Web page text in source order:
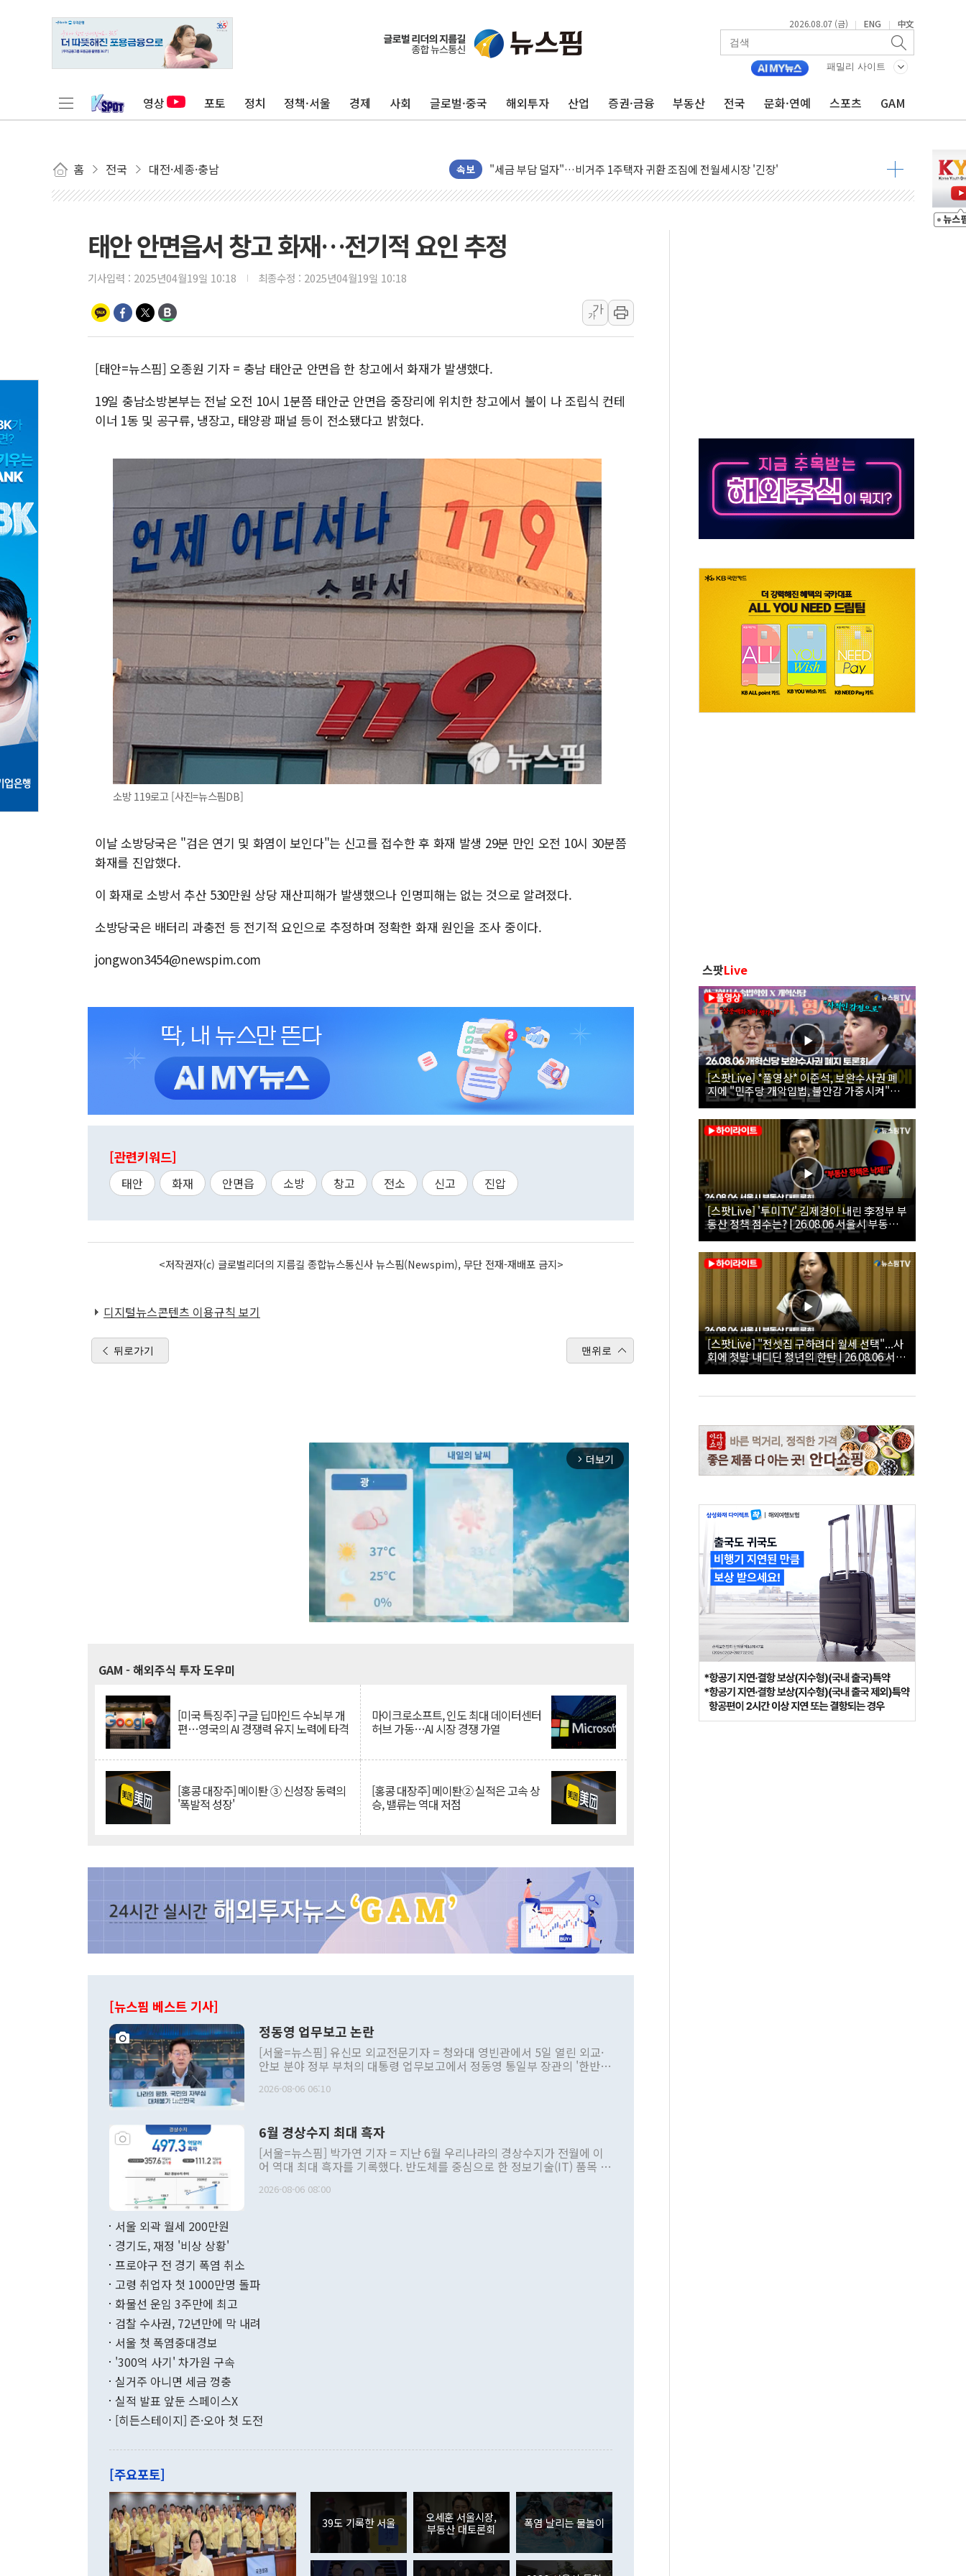
2026.08.07 (금) | ENG | 中文
패밀리 사이트
영상 포토 정치 정책·서울 경제 사회 글로벌·중국 해외투자 산업 증권·금융 부동산 전국 문화·연예 스포츠 GAM
홈 전국 대전·세종·충남 속보
트럼프 "이란전 조만간 끝날 것"…군수품 부족설 일축 "막대한 무기 보유"
현대리바트, 원가 개선으로 실적 방어…다음 과제는 '외형 확대'
세금 부담 커진 고가 1주택자…맞교환·재매수·다운사이징 '저울질'
[금/유가] 이란의 호르무즈 해협 통항 제한 검토에 유가 3% 급등…금값 보합
이란, 오만과 호르무즈 해협 재개방 합의 막바지.."美와 직접 협상 없어"
[민주 당권주자 일정] 송영길·정청래·김민석 후보 - 8월 7일
[오늘의 정치일정] 8월 7일(금)
[오늘의 국회일정] 상임위·세미나·기자회견·주요 정당 - 8월 7일
이란, 美·이스라엘 선박 호르무즈 통항 제한 추진…美 "통행 막을 권한 없어"
구광모, 내주 실리콘밸리서 젠슨 황 재회…로봇·AI 데이터센터·모빌리티 구체화
김정관 장관 "영업이익 N% 성과급 반대…상법·자본시장법 개정 논의"
뉴욕증시 프리뷰, 미 주가선물 AI주 차익실현 속 혼조세...웨스턴디지털·샌디스크↓
청와대, 북한 단거리 탄도미사일 발사에 긴급 안보 점검회의
태안 안면읍서 창고 화재…전기적 요인 추정
기사입력 : 2025년04월19일 10:18 최종수정 : 2025년04월19일 10:18
가
가
[태안=뉴스핌] 오종원 기자 = 충남 태안군 안면읍 한 창고에서 화재가 발생했다.
19일 충남소방본부는 전날 오전 10시 1분쯤 태안군 안면읍 중장리에 위치한 창고에서 불이 나 조립식 컨테
이너 1동 및 공구류, 냉장고, 태양광 패널 등이 전소됐다고 밝혔다.
소방 119로고 [사진=뉴스핌DB]
이날 소방당국은 "검은 연기 및 화염이 보인다"는 신고를 접수한 후 화재 발생 29분 만인 오전 10시 30분쯤
화재를 진압했다.
이 화재로 소방서 추산 530만원 상당 재산피해가 발생했으나 인명피해는 없는 것으로 알려졌다.
소방당국은 배터리 과충전 등 전기적 요인으로 추정하며 정확한 화재 원인을 조사 중이다.
jongwon3454@newspim.com
[관련키워드]
태안 화재 안면읍 소방 창고 전소 신고 진압
<저작권자(c) 글로벌리더의 지름길 종합뉴스통신사 뉴스핌(Newspim), 무단 전재-재배포 금지>
디지털뉴스콘텐츠 이용규칙 보기
뒤로가기 맨위로
arrow_forward_ios 더보기
GAM - 해외주식 투자 도우미
[미국 특징주] 구글 딥마인드 수뇌부 개
편…영국의 AI 경쟁력 유지 노력에 타격
마이크로소프트, 인도 최대 데이터센터
허브 가동…AI 시장 경쟁 가열
[홍콩 대장주] 메이퇀 ③ 신성장 동력의
'폭발적 성장'
[홍콩 대장주] 메이퇀② 실적은 고속 상
승, 밸류는 역대 저점
[뉴스핌 베스트 기사]
정동영 업무보고 논란
[서울=뉴스핌] 유신모 외교전문기자 = 청와대 영빈관에서 5일 열린 외교·
안보 분야 정부 부처의 대통령 업무보고에서 정동영 통일부 장관의 '한반도
발언 중에는 정부 내 조율을 거치지 않은 사안을 정책으로 추진하겠다고 공
주의적 희망에 근거한 비현실적 구상'이라는 비판을 내놨다. 그동안 정 장
관의 대북 정책 관련 발언이 물의를 빚은 적은 여러 번 있지만 대통령과 유
관 부처 장관이 공개적으로 부정적 입장을 표명한 것은 이례적이다. 정 장
관의 무리한 대북 접근법과 월권을 제어해야 한다는 목소리도 높아지고 있
다. [정동영 통일부 장관이 지난달 23일 오후 서울 종로구 정부서울청사에
무너졌다고도 했다. 또 "현 시점에서 흘러간 선(先)비핵화만 되뇌는 것은
함께 4자 대화의 동력을 확보하기 위해 최선을 다할 것"이라고 말했다. 하
"우리의 선의대로 하는 게 과연 한반도의 평화와 안정에 플러스냐, 결론적
관은 업무보고 사후 브리핑에서 정 장관이 언급한 '4자 회담'에 대해 "이상
이 9월 러시아 블라디보스토크에서 열리는 '동방경제포럼(EEF)'을 언급하
며 "정부 차원에서 (참석을) 검토하고 있다"고 발언한 데 대해서도 조 장관
은 "그것은 외교부의 몫"이라며 "아직 거기까지 진도가 나가지 않았다"고
잘랐다. 정 장관이 이날 소개한 대북 구상과 설명은 정부 내 조율을 거치지
않았다는 점에서 문제가 있다. 특히 주적 표현 대체와 국호 사용, 9·19 군
사합의 복원, 4자회담 추진 등은 통일부 장관이 결정할 사안이 아니어서 월
권이라는 지적이 나오고 있다. 이 대통령은 정 장관의 업무보고를 듣고 난
2026-08-06 06:10
6월 경상수지 최대 흑자
[서울=뉴스핌] 박가연 기자 = 지난 6월 우리나라의 경상수지가 전월에 이
어 역대 최대 흑자를 기록했다. 반도체를 중심으로 한 정보기술(IT) 품목 수
료=한국은행] 한국은행이 6일 발표한 '2026년 6월 국제수지(잠정)'에 따르
며 월간 기준 처음으로 1000억달러를 넘어섰다. 상품수입은 644억8000만
196.9% 급증했고 컴퓨터·주변기기(SSD)는 282.7% 증가했다. IT 품목
수출은 160.4% 늘었으며 비IT 품목도 ▲석유제품(47.5%) ▲화공품
기록했지만 지식재산권사용료수지는 전월 흑자에서 4억4000만달러 적자
로 전환됐다. 본원소득수지는 배당소득을 중심으로 32억7000만달러 흑자
는 배당수입이 늘어난 데다 전월 분기배당에 따른 기저효과로 배당지급이
였던 올해 3월(369억9000만달러)을 넘어선 것이다. 직접투자에서는 내국
인의 해외투자가 80억1000만달러, 외국인의 국내투자가 46억3000만달러
각각 증가했다. 증권투자에서는 외국인의 국내 주식 매도세가 이어졌다. 외
국인의 국내 주식 투자는 차익실현 매도 등의 영향으로 316억1000만달러
감소하며 전월(-310억5000만달러)에 이어 역대 최대 순매도 기록을 다시
경신했다. 외국인의 국내 채권투자는 세계국채지수(WGBI) 자금 유입에도
2026-08-06 08:00
서울 외곽 월세 200만원
경기도, 재정 '비상 상황'
프로야구 전 경기 폭염 취소
고령 취업자 첫 1000만명 돌파
화물선 운임 3주만에 최고
검찰 수사권, 72년만에 막 내려
서울 첫 폭염중대경보
'300억 사기' 차가원 구속
실거주 아니면 세금 껑충
실적 발표 앞둔 스페이스X
[히든스테이지] 즌·오아 첫 도전
[주요포토]
39도 기록한 서울
오세훈 서울시장,
부동산 대토론회
폭염 날리는 물놀이
스팟Live
[스팟Live] *풀영상* 이준석, 보완수사권 폐
지에 "민주당 개악입법, 불안감 가중시켜"｜
26.08.06 개혁신당 보완수사권 폐지 토론회
[스팟Live] '투미TV' 김제경이 내린 李정부 부
동산 정책 점수는? | 26.08.06 서울시 부동산
대토론회
[스팟Live] "전셋집 구하려다 월세 선택"...사
회에 첫발 내디딘 청년의 한탄 | 26.08.06 서울
시 부동산 대토론회